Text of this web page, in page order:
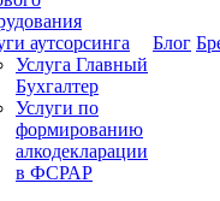
аутсорсинга
Услуга Главный
Бухгалтер
Услуги по
формированию
алкодекларации
в ФСРАР
Блог